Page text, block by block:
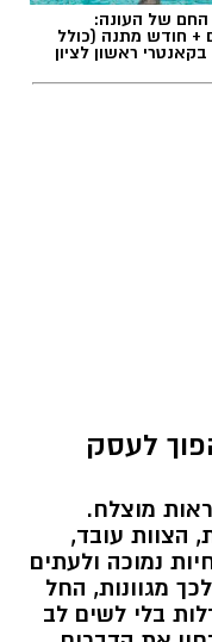
של העונה:
+ חודש מתנה (כולל
ראשון לציון
לעסק
מוצלח.
הצוות עובד,
נמוכה ולעתים
מגוונות, החל
בלי לשים לב